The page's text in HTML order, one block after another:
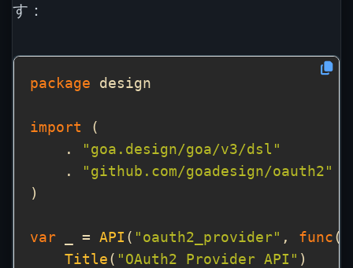
す：
package
import
    .
"goa.design/goa/v3/dsl"
    .
"github.com/goadesign/oauth2"
var _ = API ( "oauth2_provider" , func
Title ( "OAuth2 Provider API"